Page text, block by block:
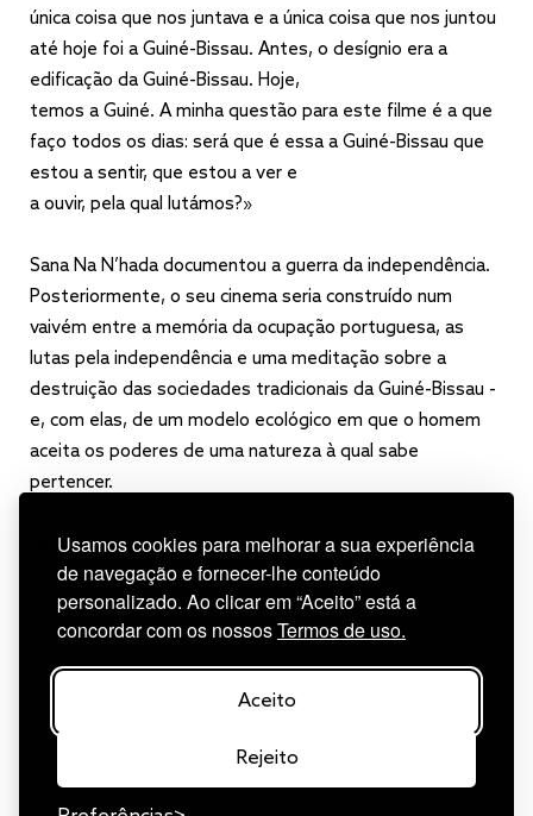
Usamos cookies para melhorar a sua experiência
de navegação e fornecer-lhe conteúdo
personalizado. Ao clicar em “Aceito” está a
concordar com os nossosTermos de uso.
Aceito
Rejeito
única coisa que nos juntava e a única coisa que nos juntou
até hoje foi a Guiné-Bissau. Antes, o desígnio era a
edificação da Guiné-Bissau. Hoje,
temos a Guiné. A minha questão para este filme é a que
faço todos os dias: será que é essa a Guiné-Bissau que
estou a sentir, que estou a ver e
a ouvir, pela qual lutámos?»
Sana Na N’hada documentou a guerra da independência.
Posteriormente, o seu cinema seria construído num
vaivém entre a memória da ocupação portuguesa, as
lutas pela independência e uma meditação sobre a
destruição das sociedades tradicionais da Guiné-Bissau -
e, com elas, de um modelo ecológico em que o homem
aceita os poderes de uma natureza à qual sabe
pertencer.
Nometem distribuição comercial em Portugal
assegurada pela Risi Film, com estreia marcada para
2024.
Saber mais sobre o filme:aqui